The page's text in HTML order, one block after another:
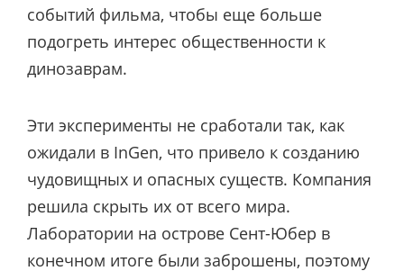
событий фильма, чтобы еще больше
подогреть интерес общественности к
динозаврам.
Эти эксперименты не сработали так, как
ожидали в InGen, что привело к созданию
чудовищных и опасных существ. Компания
решила скрыть их от всего мира.
Лаборатории на острове Сент-Юбер в
конечном итоге были заброшены, поэтому